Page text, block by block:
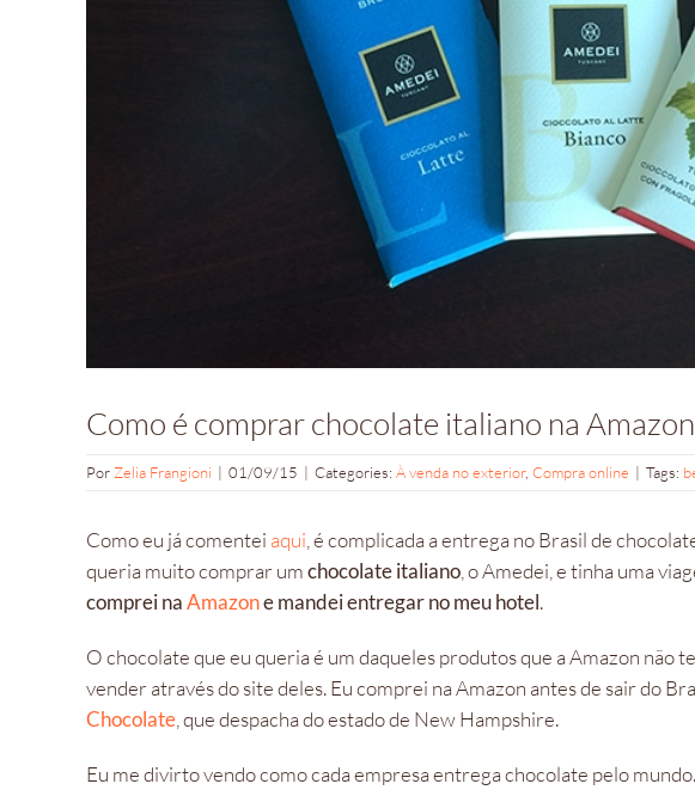
Como é comprar chocolate italiano na
Por Zelia Frangioni | 01/09/15 | Categories: À venda no exterior, Compra online | Tags:
Como eu já comentei aqui , é complicada a entrega no Brasil de
queria muito comprar umchocolate italiano , o Amedei, e tinha uma
comprei naAmazone mandei entregar no meu hotel.
O chocolate que eu queria é um daqueles produtos que a Amazon não
vender através do site deles. Eu comprei na Amazon antes de sair do
Chocolate , que despacha do estado de New Hampshire.
Eu me divirto vendo como cada empresa entrega chocolate pelo